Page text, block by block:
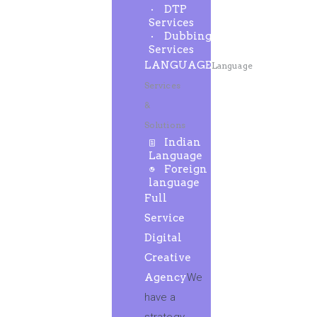
DTP
Services
Dubbing
Services
LANGUAGELanguage
Services
&
Solutions
Indian
Language
Foreign
language
Full
Service
Digital
Creative
AgencyWe
have a